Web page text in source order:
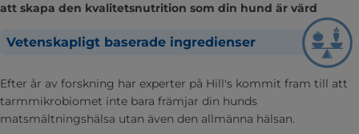
att skapa den kvalitetsnutrition som din hund är värd
Vetenskapligt baserade ingredienser
Efter år av forskning har experter på Hill's kommit fram till att
tarmmikrobiomet inte bara främjar din hunds
matsmältningshälsa utan även den allmänna hälsan.